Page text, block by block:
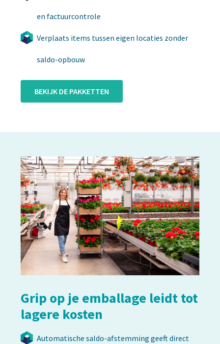
en factuurcontrole
Verplaats items tussen eigen locaties zonder
saldo-opbouw
BEKIJK DE PAKKETTEN
Grip op je emballage leidt tot
lagere kosten
Automatische saldo-afstemming geeft direct